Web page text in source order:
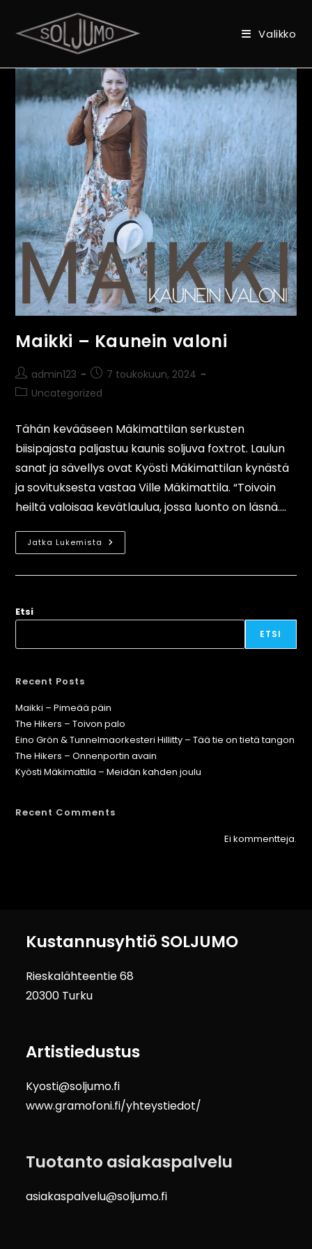
Valikko
Maikki – Kaunein valoni
admin123
7 toukokuun, 2024
Uncategorized
Tähän kevääseen Mäkimattilan serkusten
biisipajasta paljastuu kaunis soljuva foxtrot. Laulun
sanat ja sävellys ovat Kyösti Mäkimattilan kynästä
ja sovituksesta vastaa Ville Mäkimattila. “Toivoin
heiltä valoisaa kevätlaulua, jossa luonto on läsnä.…
Jatka Lukemista
Etsi
ETSI
Recent Posts
Maikki – Pimeää päin
The Hikers – Toivon palo
Eino Grön & Tunnelmaorkesteri Hillitty – Tää tie on tietä tangon
The Hikers – Onnenportin avain
Kyösti Mäkimattila – Meidän kahden joulu
Recent Comments
Ei kommentteja.
Kustannusyhtiö SOLJUMO
Rieskalähteentie 68
20300 Turku
Artistiedustus
Kyosti@soljumo.fi
www.gramofoni.fi/yhteystiedot/
Tuotanto asiakaspalvelu
asiakaspalvelu@soljumo.fi